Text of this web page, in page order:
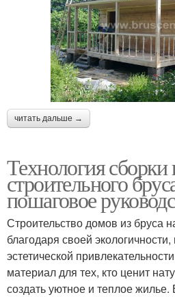
читать дальше →
Технология сборки
строительного
пошаговое
Строительство домов из бруса
благодаря своей
эстетической
материал для тех, кто ценит
создать уютное и теплое жилье.